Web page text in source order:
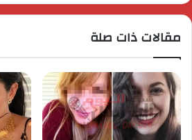
مقالات ذات صلة